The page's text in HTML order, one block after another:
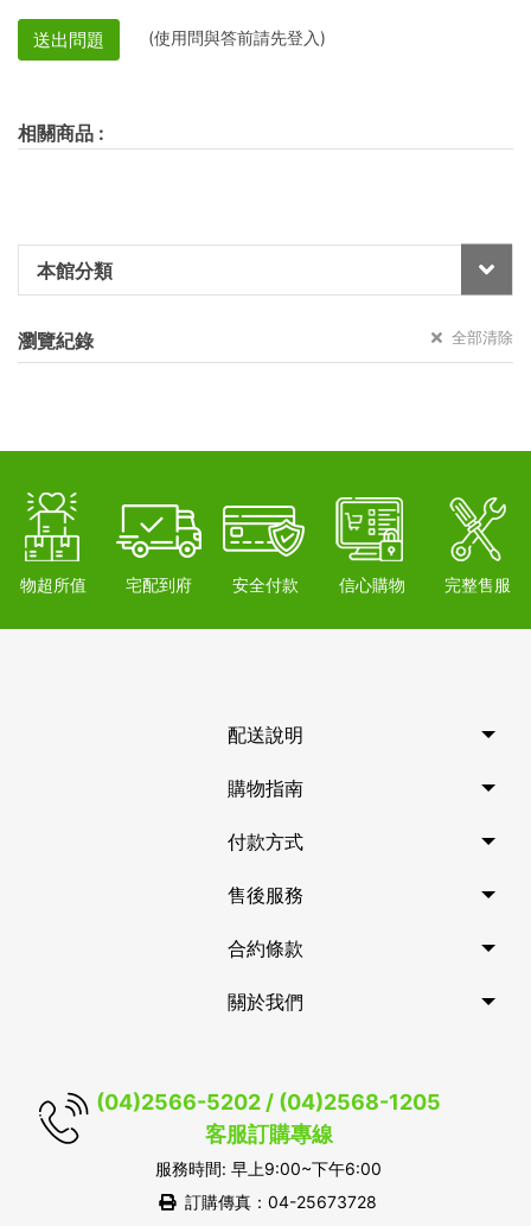
本館分類
瀏覽紀錄 全部清除
送出問題 (使用問與答前請先登入)
相關商品 :
物超所值 宅配到府 安全付款 信心購物 完整售服
配送說明
購物指南
付款方式
售後服務
合約條款
關於我們
(04)2566-5202 / (04)2568-1205
客服訂購專線
服務時間: 早上9:00~下午6:00
訂購傳真：04-25673728